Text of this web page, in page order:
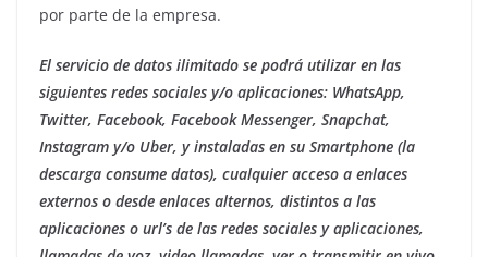
por parte de la empresa.
El servicio de datos ilimitado se podrá utilizar en las
siguientes redes sociales y/o aplicaciones: WhatsApp,
Twitter, Facebook, Facebook Messenger, Snapchat,
Instagram y/o Uber, y instaladas en su Smartphone (la
descarga consume datos), cualquier acceso a enlaces
externos o desde enlaces alternos, distintos a las
aplicaciones o url’s de las redes sociales y aplicaciones,